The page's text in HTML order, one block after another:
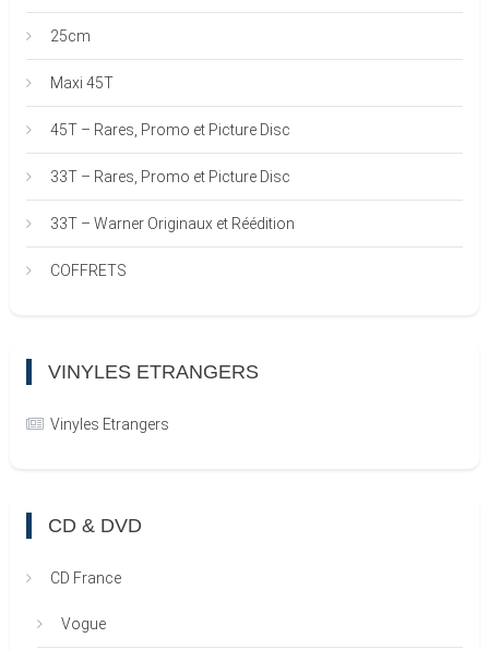
25cm
Maxi 45T
45T – Rares, Promo et Picture Disc
33T – Rares, Promo et Picture Disc
33T – Warner Originaux et Réédition
COFFRETS
VINYLES ETRANGERS
Vinyles Etrangers
CD & DVD
CD France
Vogue